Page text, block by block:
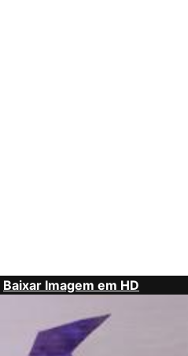
Baixar Imagem em HD